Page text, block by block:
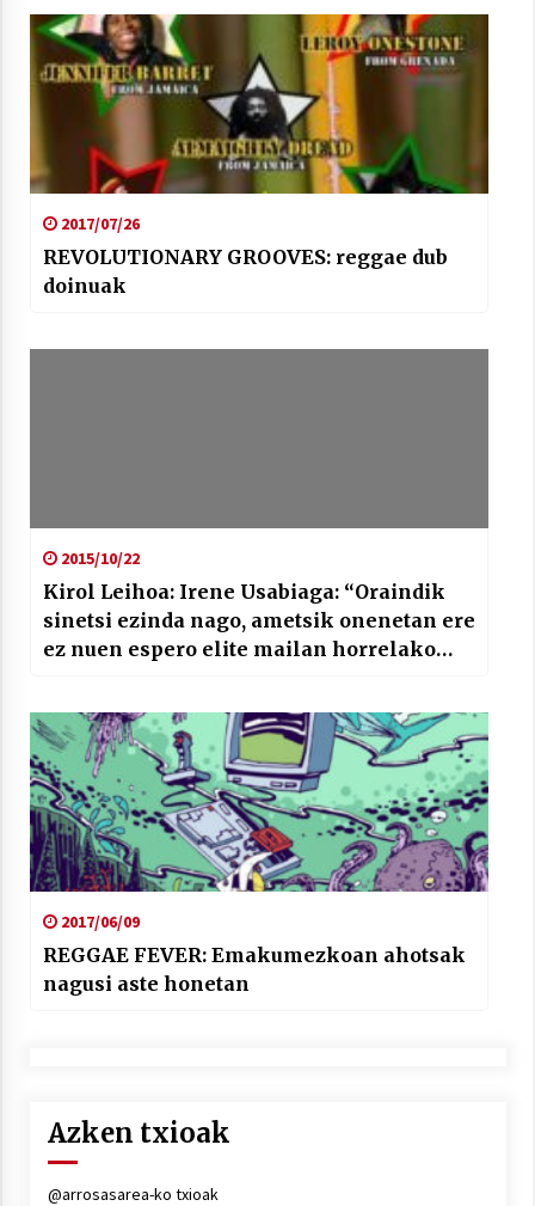
2017/07/26
REVOLUTIONARY GROOVES: reggae dub
doinuak
2015/10/22
Kirol Leihoa: Irene Usabiaga: “Oraindik
sinetsi ezinda nago, ametsik onenetan ere
ez nuen espero elite mailan horrelako
2017/06/09
REGGAE FEVER: Emakumezkoan ahotsak
nagusi aste honetan
Azken txioak
@arrosasarea-ko txioak